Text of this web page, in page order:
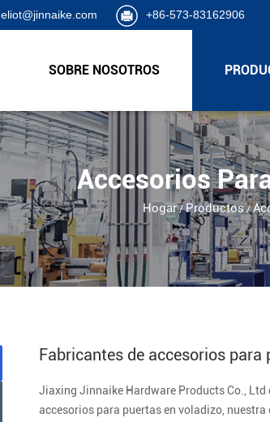
eliot@jinnaike.com +86-573-83162906
SOBRE NOSOTROS
Accesorios
Hogar/Productos/
Fabricantes de accesorios para
Jiaxing Jinnaike Hardware Products Co., Ltd
accesorios para puertas en voladizo,